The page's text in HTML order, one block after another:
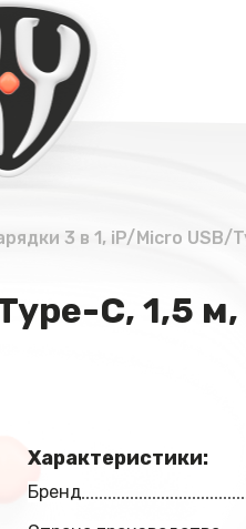
3 в 1, iP/Micro
C, 1,5
Характеристики:
Бренд